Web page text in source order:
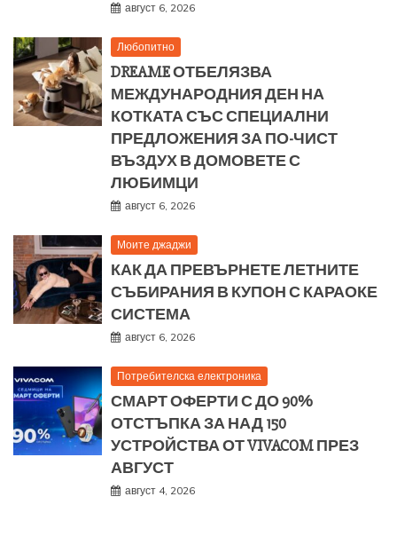
август 6, 2026
Любопитно
DREAME ОТБЕЛЯЗВА
МЕЖДУНАРОДНИЯ ДЕН НА
КОТКАТА СЪС СПЕЦИАЛНИ
ПРЕДЛОЖЕНИЯ ЗА ПО-ЧИСТ
ВЪЗДУХ В ДОМОВЕТЕ С
ЛЮБИМЦИ
август 6, 2026
Моите джаджи
КАК ДА ПРЕВЪРНЕТЕ ЛЕТНИТЕ
СЪБИРАНИЯ В КУПОН С КАРАОКЕ
СИСТЕМА
август 6, 2026
Потребителска електроника
СМАРТ ОФЕРТИ С ДО 90%
ОТСТЪПКА ЗА НАД 150
УСТРОЙСТВА ОТ VIVACOM ПРЕЗ
АВГУСТ
август 4, 2026